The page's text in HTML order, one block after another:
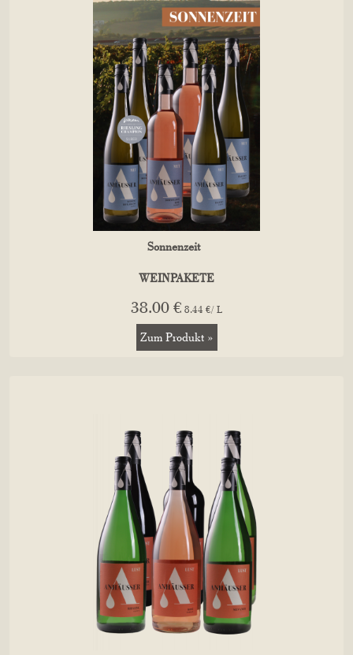
Sonnenzeit
WEINPAKETE
38.00 € 8.44 €/ L
Zum Produkt »